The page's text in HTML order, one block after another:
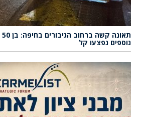
נוספים נפצעו קל